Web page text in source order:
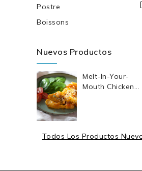
Postre
Boissons
Nuevos Productos
Melt-In-Your-
Mouth Chicken...
Todos Los Productos